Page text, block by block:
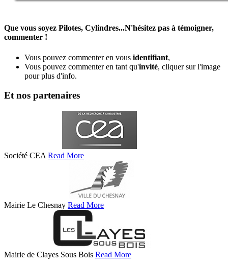
Que vous soyez Pilotes, Cylindres...N'hésitez pas à témoigner,
commenter !
Vous pouvez commenter en vous identifiant,
Vous pouvez commenter en tant qu'invité, cliquer sur l'image
pour plus d'info.
Et nos partenaires
Société CEA Read More
Mairie Le Chesnay Read More
Mairie de Clayes Sous Bois Read More